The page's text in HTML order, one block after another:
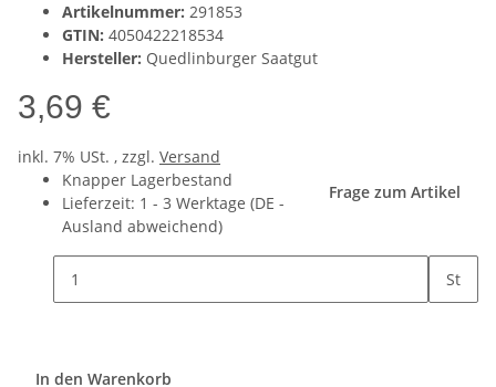
Artikelnummer: 291853
GTIN: 4050422218534
Hersteller: Quedlinburger Saatgut
3,69 €
inkl. 7% USt. , zzgl. Versand
Knapper Lagerbestand
Lieferzeit: 1 - 3 Werktage (DE -
Ausland abweichend)
Frage zum Artikel
St
In den Warenkorb